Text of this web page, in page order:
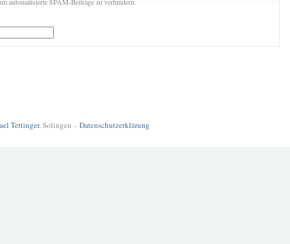
automatisierte SPAM-Beiträge zu verhindern.
Tettinger, Solingen –Datenschutzerklärung